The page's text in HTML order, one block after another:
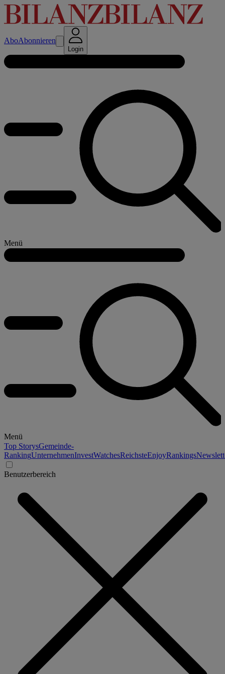
AboAbonnieren
Login
Menü
Menü
Top StorysGemeinde-
RankingUnternehmenInvestWatchesReichsteEnjoyRankings
Benutzerbereich